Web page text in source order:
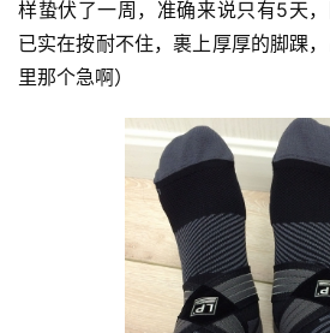
样蛰伏了一周，准确来说只有5天
已实在按耐不住，裹上厚厚的脚踝
里那个急啊）